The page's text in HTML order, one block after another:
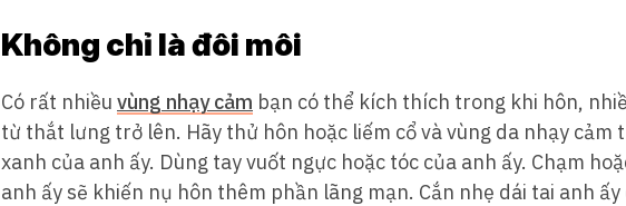
Không chỉ là đôi môi
Có rất nhiều vùng nhạy cảm bạn có thể kích thích trong khi hôn,
từ thắt lưng trở lên. Hãy thử hôn hoặc liếm cổ và vùng da nhạy cảm
xanh của anh ấy. Dùng tay vuốt ngực hoặc tóc của anh ấy. Chạm
anh ấy sẽ khiến nụ hôn thêm phần lãng mạn. Cắn nhẹ dái tai anh